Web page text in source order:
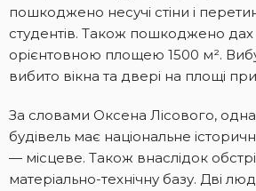
пошкоджено несучі стіни і
студентів. Також пошкоджено
орієнтовною площею 1500 м².
вибито вікна та двері на площі
За словами Оксена Лісового,
будівель має національне
— місцеве. Також внаслідок
матеріально-технічну базу. Дві